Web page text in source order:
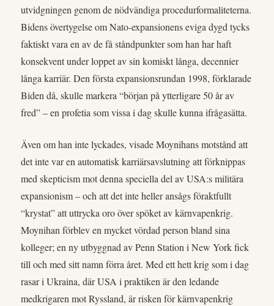
utvidgningen genom de nödvändiga procedurformaliteterna.
Bidens övertygelse om Nato-expansionens eviga dygd tycks
faktiskt vara en av de få ståndpunkter som han har haft
konsekvent under loppet av sin komiskt långa, decennier
långa karriär. Den första expansionsrundan 1998, förklarade
Biden då, skulle markera “början på ytterligare 50 år av
fred” – en profetia som vissa i dag skulle kunna ifrågasätta.
Även om han inte lyckades, visade Moynihans motstånd att
det inte var en automatisk karriärsavslutning att förknippas
med skepticism mot denna speciella del av USA:s militära
expansionism – och att det inte heller ansågs föraktfullt
“krystat” att uttrycka oro över spöket av kärnvapenkrig.
Moynihan förblev en mycket vördad person bland sina
kolleger; en ny utbyggnad av Penn Station i New York fick
till och med sitt namn förra året. Med ett hett krig som i dag
rasar i Ukraina, där USA i praktiken är den ledande
medkrigaren mot Ryssland, är risken för kärnvapenkrig